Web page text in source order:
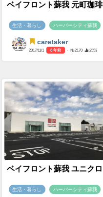
ベイフロント蘇我 元町珈琲
生活・暮らし ハーバーシティ蘇我
caretaker
2017/11/1 8 年前 - №2170 2553
ベイフロント蘇我 ユニクロ
生活・暮らし ハーバーシティ蘇我